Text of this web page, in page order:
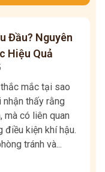
Đầu? Nguyên
Hiệu Quả
mắc tại sao
thấy rằng
mà có liên quan
kiện khí hậu.
tránh và...